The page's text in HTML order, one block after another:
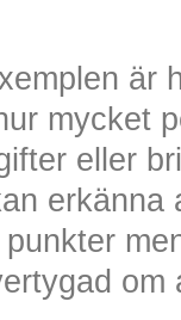
är
mycket
eller